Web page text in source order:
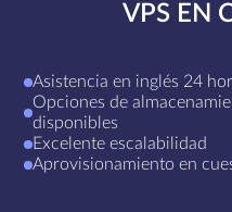
VPS EN
Asistencia en inglés 24
Opciones de
disponibles
Excelente escalabilidad
Aprovisionamiento en